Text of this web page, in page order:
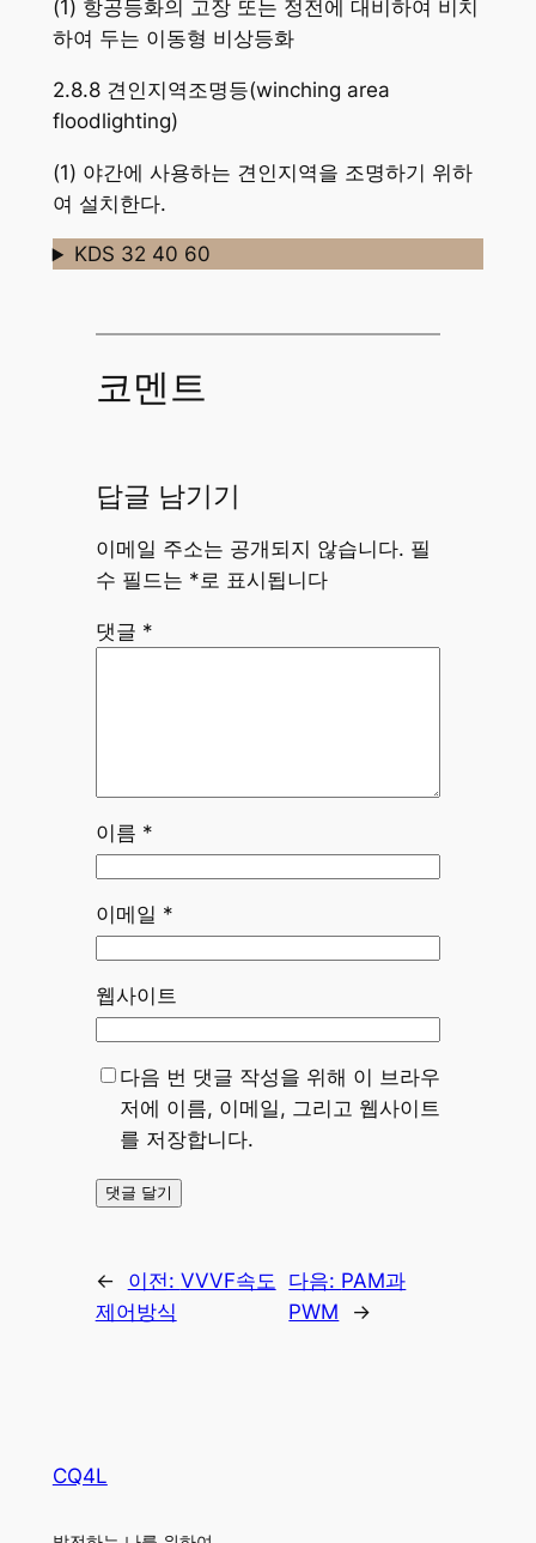
(1) 항공등화의 고장 또는 정전에 대비하여 비치
하여 두는 이동형 비상등화
2.8.8 견인지역조명등(winching area
floodlighting)
(1) 야간에 사용하는 견인지역을 조명하기 위하
여 설치한다.
KDS 32 40 60
코멘트
답글 남기기
이메일 주소는 공개되지 않습니다. 필
수 필드는 * 로 표시됩니다
댓글 *
이름 *
이메일 *
웹사이트
다음 번 댓글 작성을 위해 이 브라우
저에 이름, 이메일, 그리고 웹사이트
를 저장합니다.
← 이전: VVVF속도
제어방식
다음: PAM과
PWM
→
CQ4L